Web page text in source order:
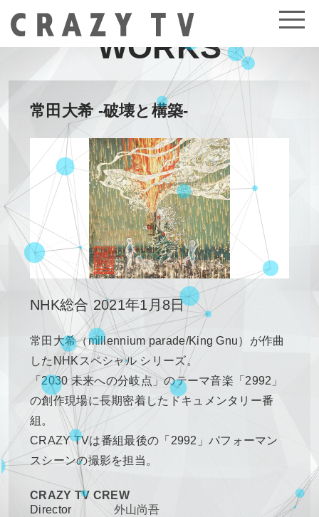
WORKS
常田大希 -破壊と構築-
NHK総合 2021年1月8日
常田大希（millennium parade/King Gnu）が作曲
したNHKスペシャル シリーズ。
「2030 未来への分岐点」のテーマ音楽「2992」
の創作現場に長期密着したドキュメンタリー番
組。
CRAZY TVは番組最後の「2992」パフォーマン
スシーンの撮影を担当。
CRAZY TV CREW
Director
外山尚吾